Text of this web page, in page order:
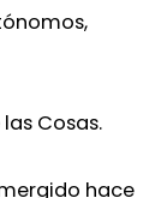
Cosas.
hace